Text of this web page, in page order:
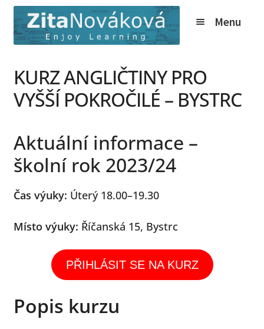
Přeskočit
na
navigaci
Přejít
k
obsahu
Menu
Tábory
O nás
Expand
Online
Ceník
Info
KURZ ANGLIČTINY PRO
VYŠŠÍ POKROČILÉ – BYSTRC
Aktuální informace –
školní rok 2023/24
Čas výuky: Úterý 18.00–19.30
Místo výuky: Říčanská 15, Bystrc
PŘIHLÁSIT SE NA KURZ
Popis kurzu